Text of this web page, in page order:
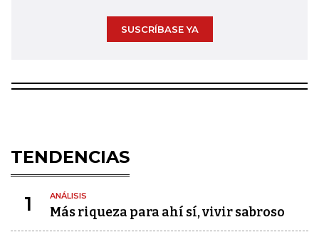
SUSCRÍBASE YA
TENDENCIAS
1 ANÁLISIS
Más riqueza para ahí sí, vivir sabroso